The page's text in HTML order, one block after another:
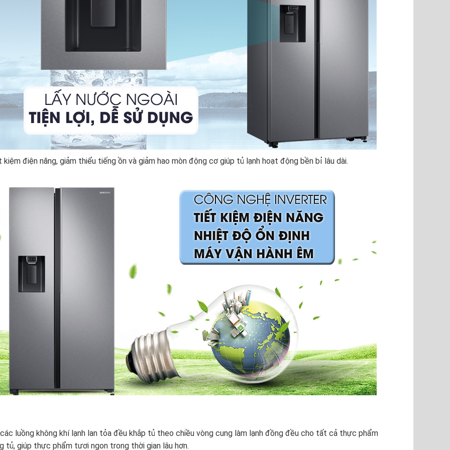
điện năng, giảm thiểu tiếng ồn và giảm hao mòn động cơ giúp tủ lạnh hoạt động bền bỉ lâu dài.
luồng không khí lạnh lan tỏa đều khắp tủ theo chiều vòng cung làm lạnh đồng đều cho tất cả thực phẩm
tủ, giúp thực phẩm tươi ngon trong thời gian lâu hơn.